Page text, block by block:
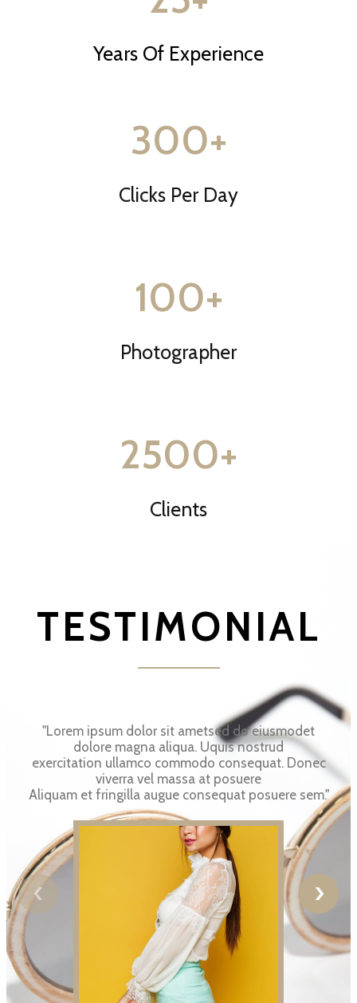
Years Of Experience
300+
Clicks Per Day
100+
Photographer
2500+
Clients
TESTIMONIAL
"Lorem ipsum dolor sit ametsed do eiusmodet
dolore magna aliqua. Uquis nostrud
exercitation ullamco commodo consequat. Donec
viverra vel massa at posuere
Aliquam et fringilla augue consequat posuere sem."
‹ ›